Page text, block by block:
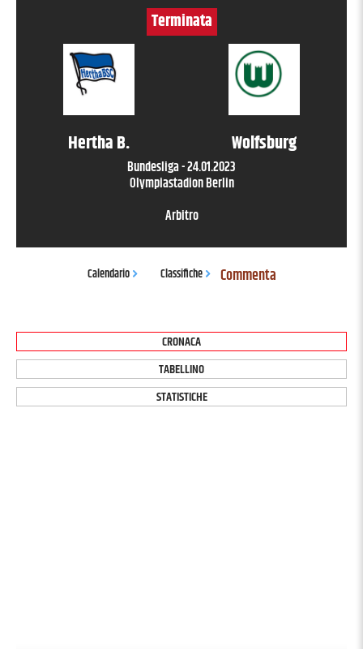
Hertha B. Wolfsburg
Terminata
Bundesliga-24.01.2023
Olympiastadion Berlin
Arbitro
Calendario Classifiche Commenta
CRONACA
TABELLINO
STATISTICHE